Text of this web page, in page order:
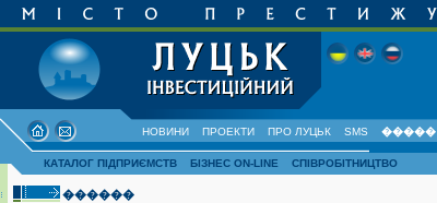
НОВИНИ ПРОЕКТИ ПРО ЛУЦЬК SMS �����
КАТАЛОГ ПІДПРИЄМСТВ БІЗНЕС ON-LINE СПІВРОБІТНИЦТВО
������